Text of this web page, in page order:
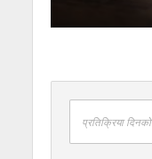
प्रतिक्रिया